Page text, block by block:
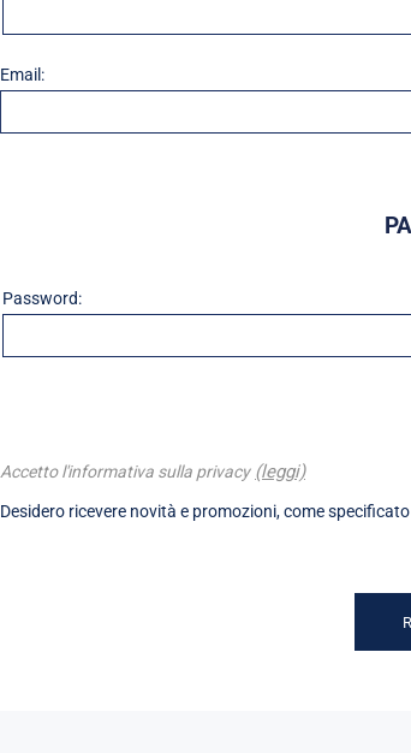
Email:
Desidero ricevere novità e promozioni, come
Password:
Accetto l'informativa sulla privacy (leggi)